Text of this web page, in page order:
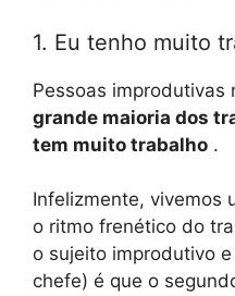
1. Eu tenho muito
Pessoas improdutivas
grande maioria dos
tem muito trabalho .
Infelizmente, vivemos
o ritmo frenético do
o sujeito improdutivo
chefe) é que o